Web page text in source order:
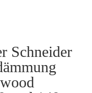
Schneider